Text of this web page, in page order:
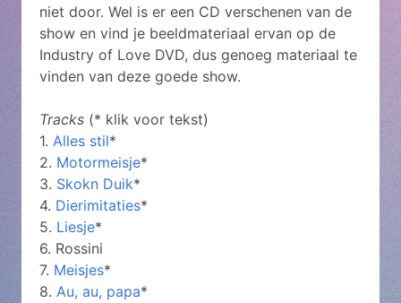
niet door. Wel is er een CD verschenen van de
show en vind je beeldmateriaal ervan op de
Industry of Love DVD, dus genoeg materiaal te
vinden van deze goede show.
Tracks (* klik voor tekst)
1. Alles stil*
2. Motormeisje*
3. Skokn Duik*
4. Dierimitaties*
5. Liesje*
6. Rossini
7. Meisjes*
8. Au, au, papa*